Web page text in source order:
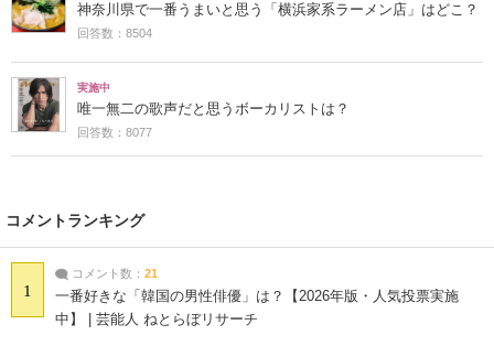
神奈川県で一番うまいと思う「横浜家系ラーメン店」はどこ？
回答数：8504
実施中
唯一無二の歌声だと思うボーカリストは？
回答数：8077
コメントランキング
1
コメント数： 21
一番好きな「韓国の男性俳優」は？【2026年版・人気投票実施
中】 | 芸能人 ねとらぼリサーチ